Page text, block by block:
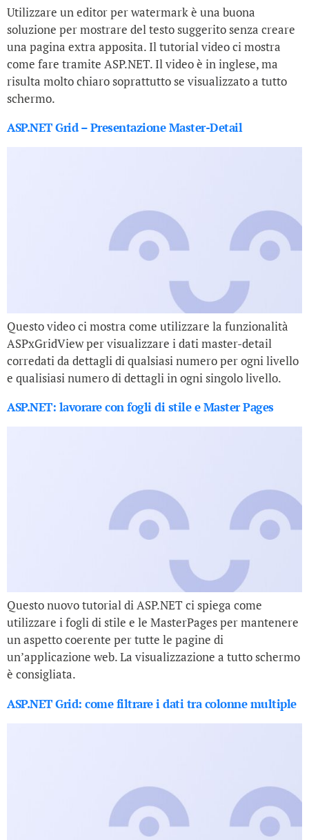
Utilizzare un editor per watermark è una buona
soluzione per mostrare del testo suggerito senza creare
una pagina extra apposita. Il tutorial video ci mostra
come fare tramite ASP.NET. Il video è in inglese, ma
risulta molto chiaro soprattutto se visualizzato a tutto
schermo.
ASP.NET Grid – Presentazione Master-Detail
Questo video ci mostra come utilizzare la funzionalità
ASPxGridView per visualizzare i dati master-detail
corredati da dettagli di qualsiasi numero per ogni livello
e qualisiasi numero di dettagli in ogni singolo livello.
ASP.NET: lavorare con fogli di stile e Master Pages
Questo nuovo tutorial di ASP.NET ci spiega come
utilizzare i fogli di stile e le MasterPages per mantenere
un aspetto coerente per tutte le pagine di
un’applicazione web. La visualizzazione a tutto schermo
è consigliata.
ASP.NET Grid: come filtrare i dati tra colonne multiple